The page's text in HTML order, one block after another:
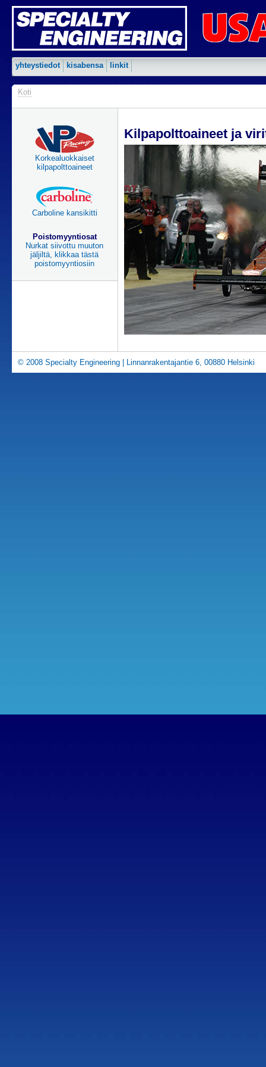
yhteystiedot kisabensa linkit
Koti
Korkealuokkaiset
kilpapolttoaineet
Carboline kansikitti
Poistomyyntiosat
Nurkat siivottu muuton
jäljiltä, klikkaa tästä
poistomyyntiosiin
Kilpapolttoaineet ja
© 2008 Specialty Engineering | Linnanrakentajantie 6, 00880 Helsinki